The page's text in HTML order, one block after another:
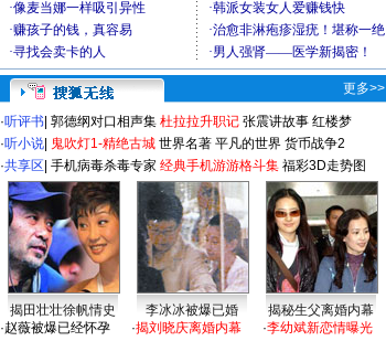
更多>>
·听评书 郭德纲对口相声集 杜拉拉升职记 张震讲故事 红楼梦
·听小说 鬼吹灯1-精绝古城 世界名著 平凡的世界 货币战争2
·共享区 手机病毒杀毒专家 经典手机游游格斗集 福彩3D走势图
揭田壮壮徐帆情史 李冰冰被爆已婚
揭秘生父离婚内幕
·赵薇被爆已经怀孕
·揭刘晓庆离婚内幕
·李幼斌新恋情曝光